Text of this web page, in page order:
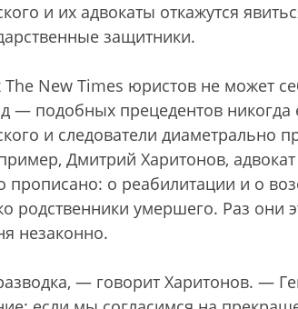
и их адвокаты откажутся
защитники.
New Times юристов не может
— подобных прецедентов
и следователи диаметрально
Дмитрий Харитонов,
прописано: о реабилитации и о
родственники умершего. Раз они
незаконно.
— говорит Харитонов. —